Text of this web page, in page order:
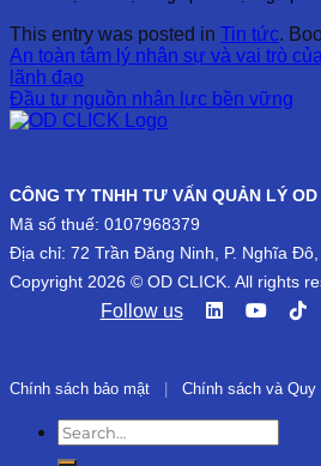
This entry was posted in Tin tức.
An toàn tâm lý nhân sự và vai trò
lãnh đạo
Đầu tư nguồn nhân lực bền vững
CÔNG TY TNHH TƯ VẤN QUẢN LÝ
Mã số thuế: 0107968379
Địa chỉ: 72 Trần Đăng Ninh, P. Nghĩa
Copyright 2026 © OD CLICK. All rights
Follow us
Chính sách bảo mật Chính sách và Quy